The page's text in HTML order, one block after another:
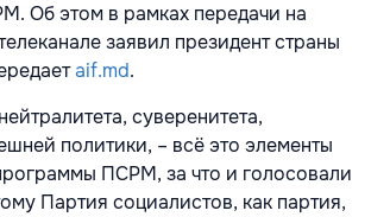
Об этом в рамках передачи на
заявил президент страны
aif.md.
суверенитета,
политики, – всё это элементы
ПСРМ, за что и голосовали
Партия социалистов, как партия,